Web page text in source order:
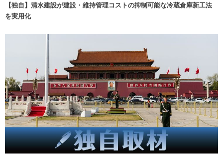
【独自】清水建設が建設・維持管理コストの抑制可能な冷蔵倉庫新工法
を実用化